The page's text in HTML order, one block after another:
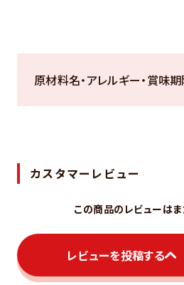
原材料名・アレルギー・賞味
カスタマーレビュー
この商品のレビューはま
レビューを投稿する